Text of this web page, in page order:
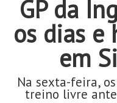
GP da
os dias e
em
Na sexta-feira,
treino livre